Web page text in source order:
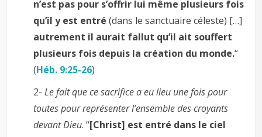
n’est pas pour s’offrir lui même plusieurs fois
qu’il y est entré (dans le sanctuaire céleste) […]
autrement il aurait fallut qu’il ait souffert
plusieurs fois depuis la création du monde.“
(Héb. 9:25-26)
2-Le fait que ce sacrifice a eu lieu une fois pour
toutes pour représenter l’ensemble des croyants
devant Dieu. “[Christ] est entré dans le ciel